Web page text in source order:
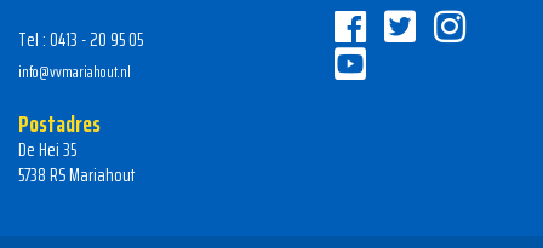
Tel : 0413 - 20 95 05
info@vvmariahout.nl
Postadres
De Hei 35
5738 RS Mariahout